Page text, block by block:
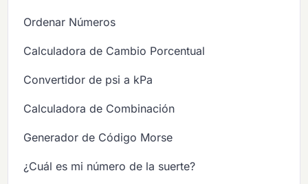
Ordenar Números
Calculadora de Cambio Porcentual
Convertidor de psi a kPa
Calculadora de Combinación
Generador de Código Morse
¿Cuál es mi número de la suerte?